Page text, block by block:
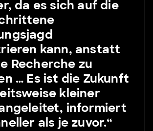
da es sich auf die
kann, anstatt
Recherche zu
… Es ist die Zukunft
kleiner
informiert
als je zuvor.“